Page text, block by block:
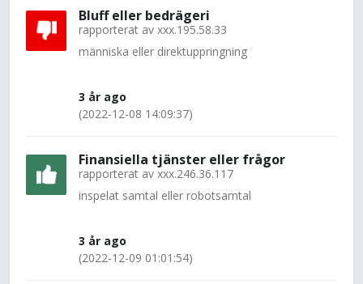
Bluff eller bedrägeri
rapporterat av xxx.195.58.33
människa eller direktuppringning
3 år ago
(2022-12-08 14:09:37)
Finansiella tjänster eller frågor
rapporterat av xxx.246.36.117
inspelat samtal eller robotsamtal
3 år ago
(2022-12-09 01:01:54)